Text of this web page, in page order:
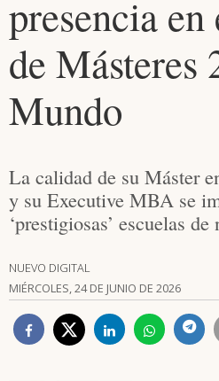
presencia
de Másteres
Mundo
La calidad de su Máster
y su Executive MBA se
‘prestigiosas’ escuelas
NUEVO DIGITAL
MIÉRCOLES, 24 DE JUNIO DE 2026